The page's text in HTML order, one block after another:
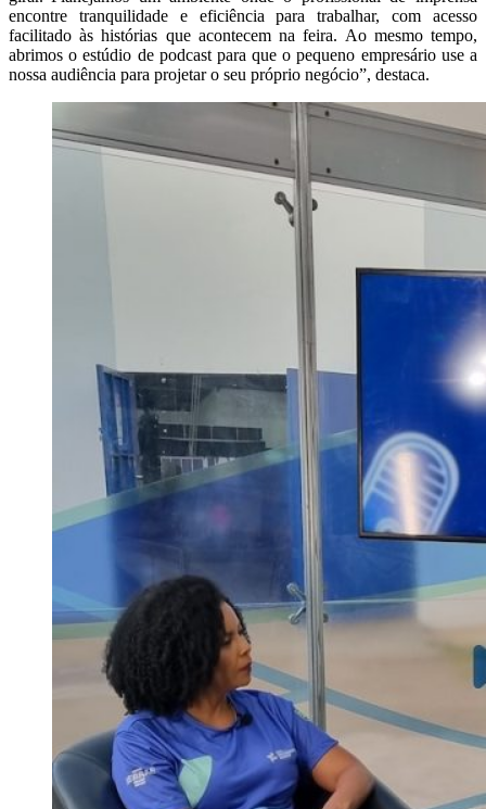
encontre tranquilidade e eficiência para trabalhar, com acesso
facilitado às histórias que acontecem na feira. Ao mesmo tempo,
abrimos o estúdio de podcast para que o pequeno empresário use a
nossa audiência para projetar o seu próprio negócio”, destaca.